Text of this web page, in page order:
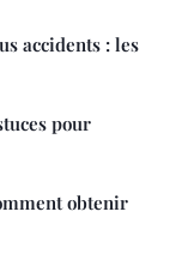
accidents : les
pour
obtenir